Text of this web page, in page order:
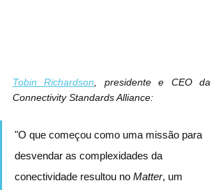
Tobin Richardson , presidente e CEO da
Connectivity Standards Alliance:
"O que começou como uma missão para
desvendar as complexidades da
conectividade resultou no Matter, um